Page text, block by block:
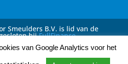
Smeulders B.V. is lid van de
bijFullFinance.
van Google Analytics voor het